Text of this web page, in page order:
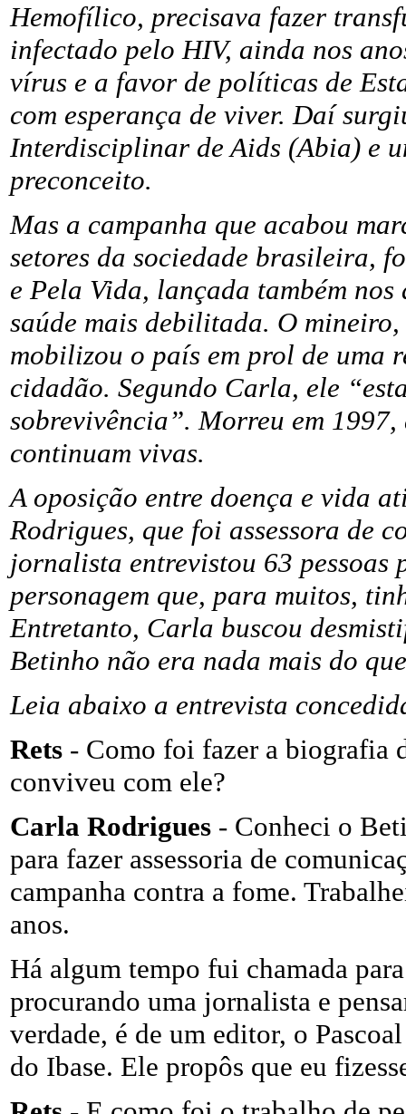
Hemofílico, precisava fazer
infectado pelo HIV, ainda nos
vírus e a favor de políticas de
com esperança de viver. Daí
Interdisciplinar de Aids (Abia) e
preconceito.
Mas a campanha que acabou
setores da sociedade brasileira,
e Pela Vida, lançada também nos
saúde mais debilitada. O
mobilizou o país em prol de uma
cidadão. Segundo Carla, ele
sobrevivência”. Morreu em 1997,
continuam vivas.
A oposição entre doença e vida
Rodrigues, que foi assessora de
jornalista entrevistou 63 pessoas
personagem que, para muitos,
Entretanto, Carla buscou
Betinho não era nada mais do
Leia abaixo a entrevista
Rets - Como foi fazer a biografia
conviveu com ele?
Carla Rodrigues - Conheci o
para fazer assessoria de
campanha contra a fome.
anos.
Há algum tempo fui chamada
procurando uma jornalista e
verdade, é de um editor, o
do Ibase. Ele propôs que eu